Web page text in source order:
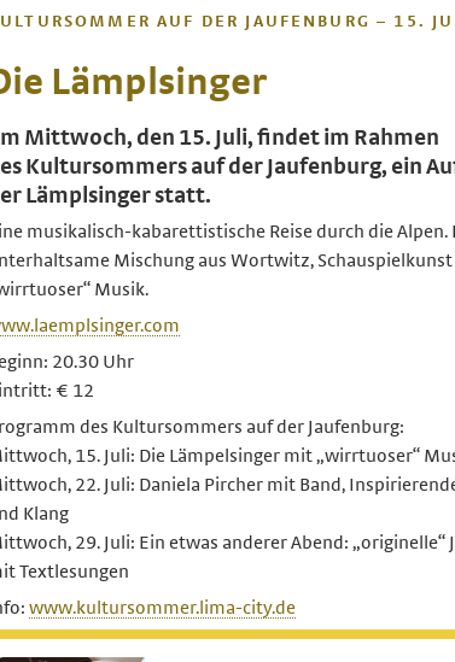
AUF DER JAUFENBURG – 15.
Lämplsinger
Mittwoch, den 15. Juli, findet im Rahmen
Kultursommers auf der Jaufenburg, ein
Lämplsinger statt.
musikalisch-kabarettistische Reise durch die Alpen.
Mischung aus Wortwitz, Schauspielkunst
Musik.
20.30 Uhr
€ 12
des Kultursommers auf der Jaufenburg:
15. Juli: Die Lämpelsinger mit „wirrtuoser“
22. Juli: Daniela Pircher mit Band,
Klang
29. Juli: Ein etwas anderer Abend: „originelle“
Textlesungen
www.kultursommer.lima-city.de